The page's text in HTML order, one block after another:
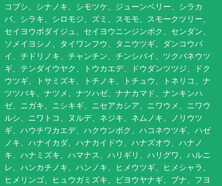
コブシ、シナノキ、シモツケ、ジューンベリー、シラカ
バ、シラキ、シロモジ、ズミ、スモモ、スモークツリー、
セイヨウボダイジュ、セイヨウニンジンボク、センダン、
ソメイヨシノ、タイワンフウ、タニウツギ、ダンコウバ
イ、チドリノキ、チャンチン、チンシバイ、ツクバネウツ
ギ、テンダイウヤク、トウカエデ、ドウダンツツジ、ドク
ウツギ、トサミズキ、トチノキ、トチュウ、トネリコ、ナ
ツツバキ、ナツメ、ナツハゼ、ナナカマド、ナンキンハ
ゼ、ニガキ、ニシキギ、ニセアカシア、ニワウメ、ニワウ
ルシ、ニワトコ、ヌルデ、ネジキ、ネムノキ、ノリウツ
ギ、ハウチワカエデ、ハクウンボク、ハコネウツギ、ハゼ
ノキ、ハナイカダ、ハナカイドウ、ハナズオウ、ハナノ
キ、ハナミズキ、ハマナス、ハリギリ、ハリグワ、ハルニ
レ、ハンカチノキ、ハンノキ、ヒメウツギ、ヒメシャラ、
ヒメリンゴ、ヒュウガミズキ、ビヨウヤナギ、ブナ、フヨ